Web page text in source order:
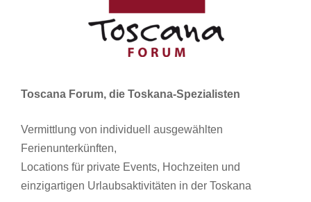
Toscana Forum, die Toskana-Spezialisten
Vermittlung von individuell ausgewählten
Ferienunterkünften,
Locations für private Events, Hochzeiten und
einzigartigen Urlaubsaktivitäten in der Toskana